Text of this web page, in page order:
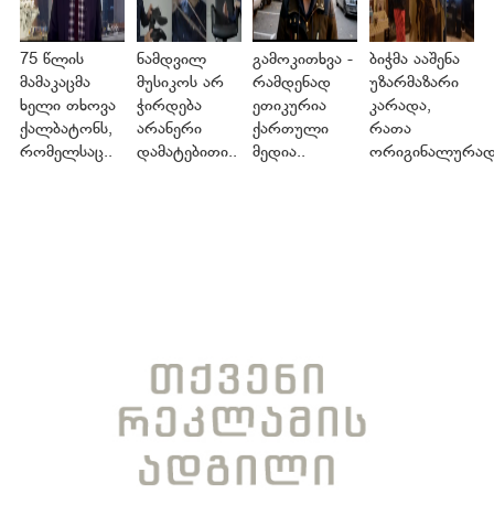
75 წლის
მამაკაცმა
ხელი თხოვა
ქალბატონს,
რომელსაც..
ნამდვილ
მუსიკოს არ
ჭირდება
არანერი
დამატებითი..
გამოკითხვა -
რამდენად
ეთიკურია
ქართული
მედია..
ბიჭმა ააშენა
უზარმაზარი
კარადა,
რათა